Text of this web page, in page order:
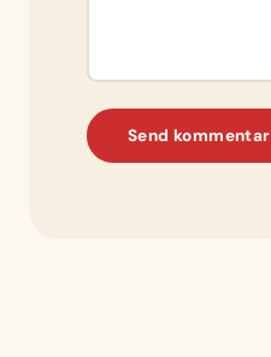
Send kommentar